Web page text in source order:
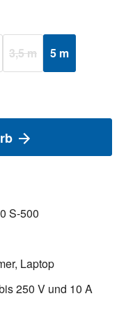
nicht verfügbar.)
ist zurzeit nicht verfügbar.)
Option ist zurzeit nicht
3,5 m(Diese Option ist zurzeit
5 m
S-500
Laptop
250 V und 10 A